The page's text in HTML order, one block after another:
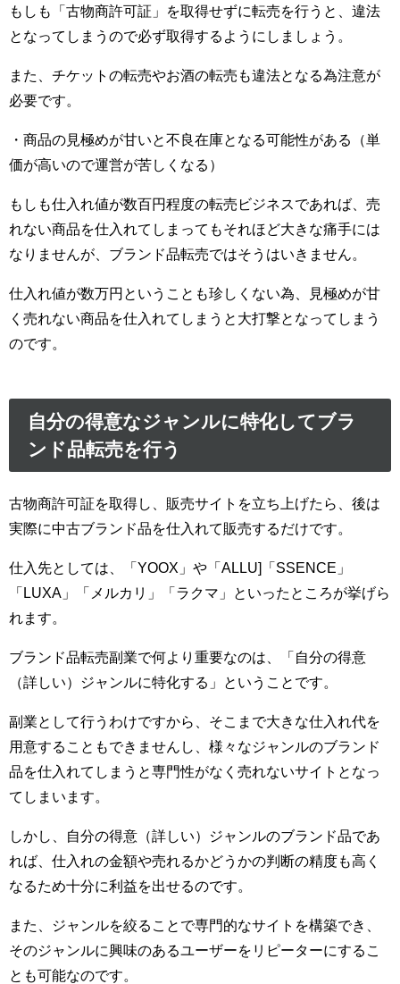
もしも「古物商許可証」を取得せずに転売を行うと、違法
となってしまうので必ず取得するようにしましょう。
また、チケットの転売やお酒の転売も違法となる為注意が
必要です。
・商品の見極めが甘いと不良在庫となる可能性がある（単
価が高いので運営が苦しくなる）
もしも仕入れ値が数百円程度の転売ビジネスであれば、売
れない商品を仕入れてしまってもそれほど大きな痛手には
なりませんが、ブランド品転売ではそうはいきません。
仕入れ値が数万円ということも珍しくない為、見極めが甘
く売れない商品を仕入れてしまうと大打撃となってしまう
のです。
自分の得意なジャンルに特化してブラ
ンド品転売を行う
古物商許可証を取得し、販売サイトを立ち上げたら、後は
実際に中古ブランド品を仕入れて販売するだけです。
仕入先としては、「YOOX」や「ALLU]「SSENCE」
「LUXA」「メルカリ」「ラクマ」といったところが挙げら
れます。
ブランド品転売副業で何より重要なのは、「自分の得意
（詳しい）ジャンルに特化する」ということです。
副業として行うわけですから、そこまで大きな仕入れ代を
用意することもできませんし、様々なジャンルのブランド
品を仕入れてしまうと専門性がなく売れないサイトとなっ
てしまいます。
しかし、自分の得意（詳しい）ジャンルのブランド品であ
れば、仕入れの金額や売れるかどうかの判断の精度も高く
なるため十分に利益を出せるのです。
また、ジャンルを絞ることで専門的なサイトを構築でき、
そのジャンルに興味のあるユーザーをリピーターにするこ
とも可能なのです。